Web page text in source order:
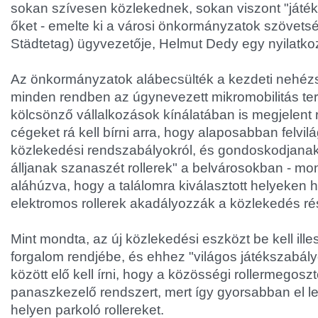
sokan szívesen közlekednek, sokan viszont
őket - emelte ki a városi önkormányzatok
Städtetag) ügyvezetője, Helmut Dedy egy
Az önkormányzatok alábecsülték a kezdeti
minden rendben az úgynevezett mikromobilitás
kölcsönző vállalkozások kínálatában is megjelent
cégeket rá kell bírni arra, hogy alaposabban
közlekedési rendszabályokról, és
álljanak szanaszét rollerek" a belvárosokban -
aláhúzva, hogy a találomra kiválasztott helyeken
elektromos rollerek akadályozzák a közlekedés
Mint mondta, az új közlekedési eszközt be kell
forgalom rendjébe, és ehhez "világos
között elő kell írni, hogy a közösségi
panaszkezelő rendszert, mert így gyorsabban el
helyen parkoló rollereket.